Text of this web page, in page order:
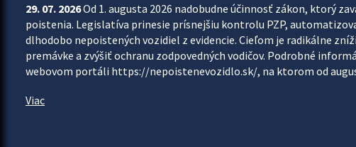
29. 07. 2026Od 1. augusta 2026 nadobudne účinnosť zákon, ktorý
poistenia. Legislatíva prinesie prísnejšiu kontrolu PZP,
dlhodobo nepoistených vozidiel z evidencie. Cieľom je radikálne
premávke a zvýšiť ochranu zodpovedných vodičov. Podrobné
webovom portáli https://nepoistenevozidlo.sk/, na ktorom od
Viac